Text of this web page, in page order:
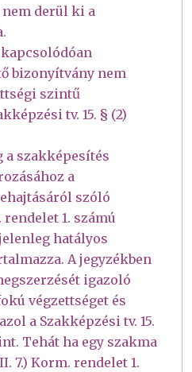
derül ki a
bizonyítvány nem
szintű
tv. 15. § (2)
a szakképesítés
a
szóló
rendelet 1. számú
hatályos
A jegyzékben
igazoló
végzettséget és
a Szakképzési tv. 15.
Tehát ha egy szakma
7.) Korm. rendelet 1.